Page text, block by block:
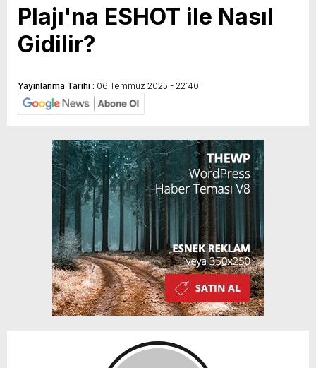
Plajı'na ESHOT ile Nasıl
Gidilir?
Yayınlanma Tarihi : 06 Temmuz 2025 - 22:40